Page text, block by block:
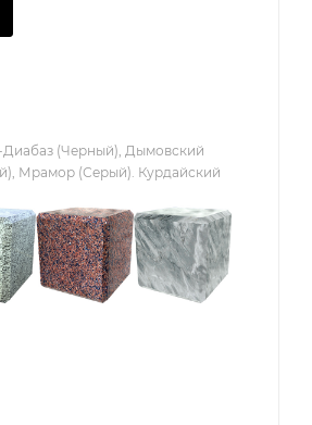
Диабаз (Черный), Дымовский
Мрамор (Серый). Курдайский